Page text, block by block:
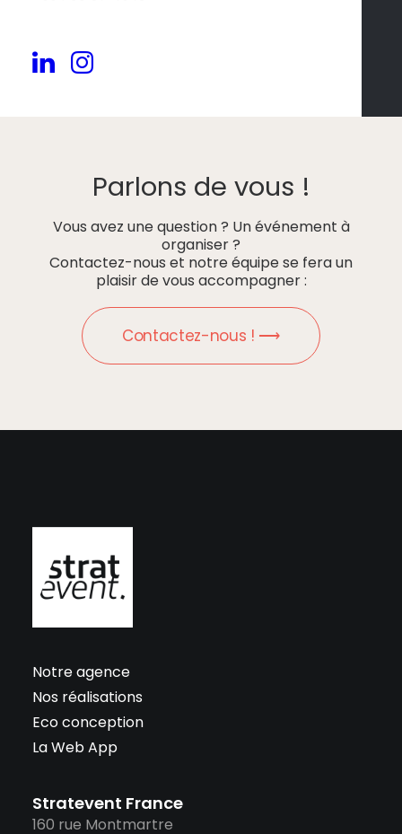
Parlons de vous !
Vous avez une question ? Un événement à
organiser ?
Contactez-nous et notre équipe se fera un
plaisir de vous accompagner :
Contactez-nous ! ⟶
Notre agence
Nos réalisations
Eco conception
La Web App
Stratevent France
160 rue Montmartre